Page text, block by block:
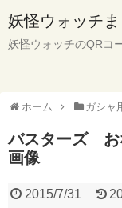
妖怪ウォッチ
妖怪ウォッチのQRコ
ホーム ガシャ
バスターズ お
画像
2015/7/31